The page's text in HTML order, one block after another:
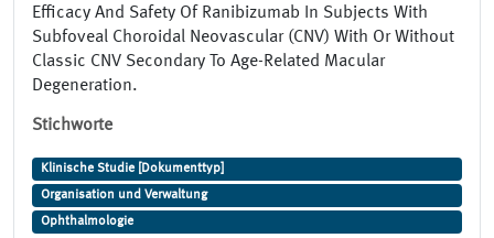
Efficacy And Safety Of Ranibizumab In Subjects With
Subfoveal Choroidal Neovascular (CNV) With Or Without
Classic CNV Secondary To Age-Related Macular
Degeneration.
Stichworte
Klinische Studie [Dokumenttyp]
Organisation und Verwaltung
Ophthalmologie